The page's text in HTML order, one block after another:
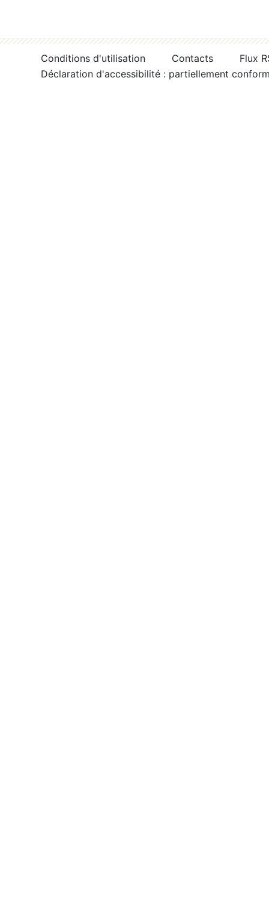
Conditions d'utilisation Contacts
Flux
Déclaration d'accessibilité : partiellement